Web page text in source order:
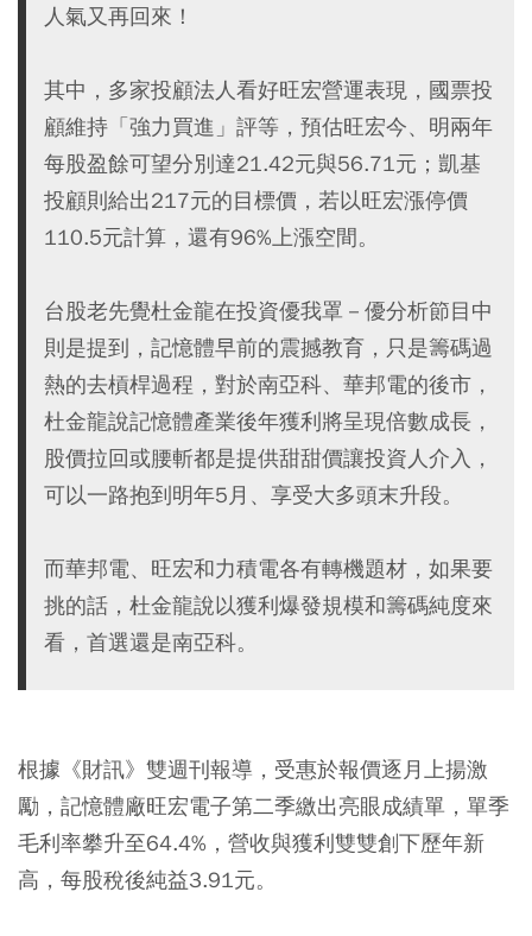
人氣又再回來！
其中，多家投顧法人看好旺宏營運表現，國票投
顧維持「強力買進」評等，預估旺宏今、明兩年
每股盈餘可望分別達21.42元與56.71元；凱基
投顧則給出217元的目標價，若以旺宏漲停價
110.5元計算，還有96%上漲空間。
台股老先覺杜金龍在投資優我罩－優分析節目中
則是提到，記憶體早前的震撼教育，只是籌碼過
熱的去槓桿過程，對於南亞科、華邦電的後市，
杜金龍說記憶體產業後年獲利將呈現倍數成長，
股價拉回或腰斬都是提供甜甜價讓投資人介入，
可以一路抱到明年5月、享受大多頭末升段。
而華邦電、旺宏和力積電各有轉機題材，如果要
挑的話，杜金龍說以獲利爆發規模和籌碼純度來
看，首選還是南亞科。
根據《財訊》雙週刊報導，受惠於報價逐月上揚激
勵，記憶體廠旺宏電子第二季繳出亮眼成績單，單季
毛利率攀升至64.4%，營收與獲利雙雙創下歷年新
高，每股稅後純益3.91元。